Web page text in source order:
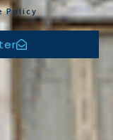
Policy